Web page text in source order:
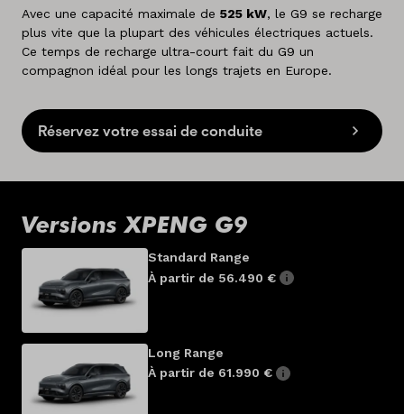
Avec une capacité maximale de 525 kW, le G9 se recharge
plus vite que la plupart des véhicules électriques actuels.
Ce temps de recharge ultra-court fait du G9 un
compagnon idéal pour les longs trajets en Europe.
Réservez votre essai de conduite
Versions XPENG G9
Standard Range
À partir de 56.490 €
Long Range
À partir de 61.990 €